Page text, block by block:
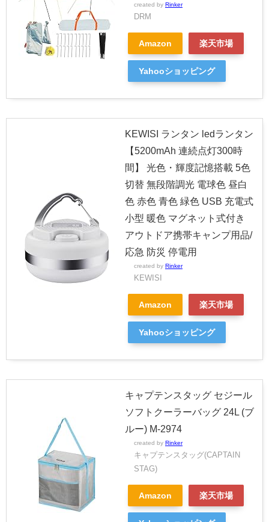
created by Rinker
DRM
Amazon 楽天市場
Yahooショッピング
KEWISI ランタン ledランタン
【5200mAh 連続点灯300時
間】 光色・輝度記憶搭載 5色
切替 無段階調光 電球色 昼白
色 赤色 青色 緑色 USB 充電式
小型 暖色 マグネット式付き
アウトドア携帯キャンプ用品/
応急 防災 停電用
created by Rinker
KEWISI
Amazon 楽天市場
Yahooショッピング
キャプテンスタッグ セジール
ソフトクーラーバッグ 24L (ブ
ルー) M-2974
created by Rinker
キャプテンスタッグ(CAPTAIN
STAG)
Amazon 楽天市場